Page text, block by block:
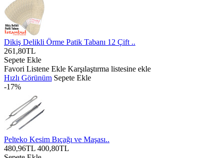
Dikiş Delikli Örme Patik Tabanı 12 Çift ..
261,80TL
Sepete Ekle
Favori Listene Ekle Karşılaştırma listesine ekle
Hızlı Görünüm Sepete Ekle
-17%
Pelteko Kesim Bıçağı ve Maşası..
480,96TL 400,80TL